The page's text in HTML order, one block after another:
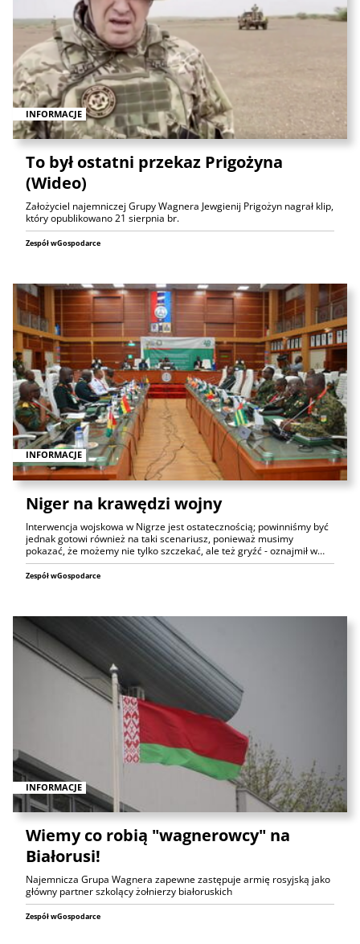
INFORMACJE
To był ostatni przekaz Prigożyna
(Wideo)
Założyciel najemniczej Grupy Wagnera Jewgienij Prigożyn nagrał klip,
który opublikowano 21 sierpnia br.
Zespół wGospodarce
INFORMACJE
Niger na krawędzi wojny
Interwencja wojskowa w Nigrze jest ostatecznością; powinniśmy być
jednak gotowi również na taki scenariusz, ponieważ musimy
pokazać, że możemy nie tylko szczekać, ale też gryźć - oznajmił w…
Zespół wGospodarce
INFORMACJE
Wiemy co robią "wagnerowcy" na
Białorusi!
Najemnicza Grupa Wagnera zapewne zastępuje armię rosyjską jako
główny partner szkolący żołnierzy białoruskich
Zespół wGospodarce